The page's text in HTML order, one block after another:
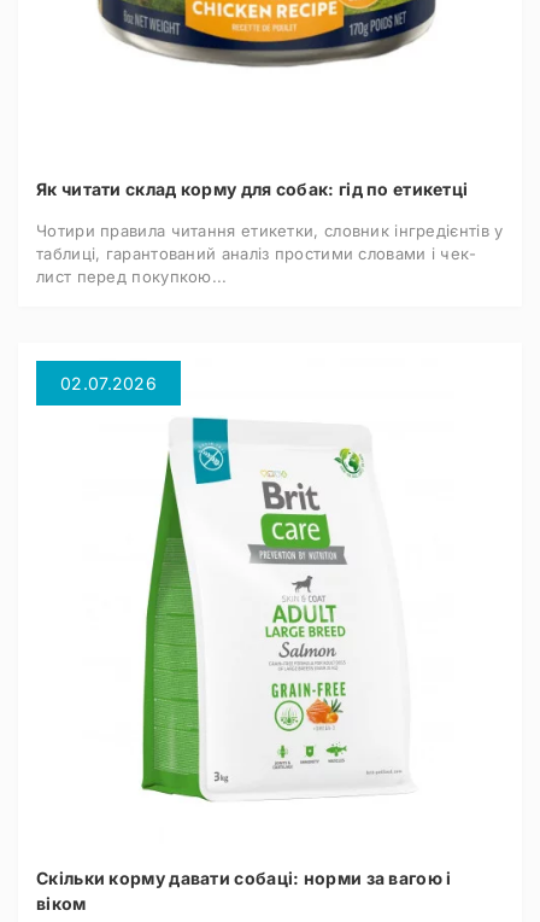
Як читати склад корму для собак: гід по етикетці
Чотири правила читання етикетки, словник інгредієнтів у
таблиці, гарантований аналіз простими словами і чек-
лист перед покупкою...
02.07.2026
Скільки корму давати собаці: норми за вагою і
віком